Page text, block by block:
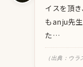
イスを頂
もanju先
た…
（出典：ウラ